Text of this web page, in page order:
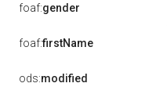
foaf:gender
foaf:firstName
ods:modified